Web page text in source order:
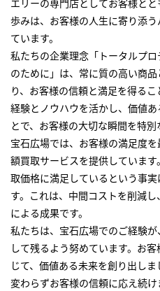
エリーの専門店としてお客様と
歩みは、お客様の人生に寄り添
ています。
私たちの企業理念「トータルプ
のために」は、常に質の高い商
り、お客様の信頼と満足を得る
経験とノウハウを活かし、価値
とで、お客様の大切な瞬間を特別
宝石広場では、お客様の満足度
額買取サービスを提供していま
取価格に満足しているという事
す。これは、中間コストを削減
による成果です。
私たちは、宝石広場でのご経験
して残るよう努めています。お
じて、価値ある未来を創り出し
変わらずお客様の信頼に応え続け